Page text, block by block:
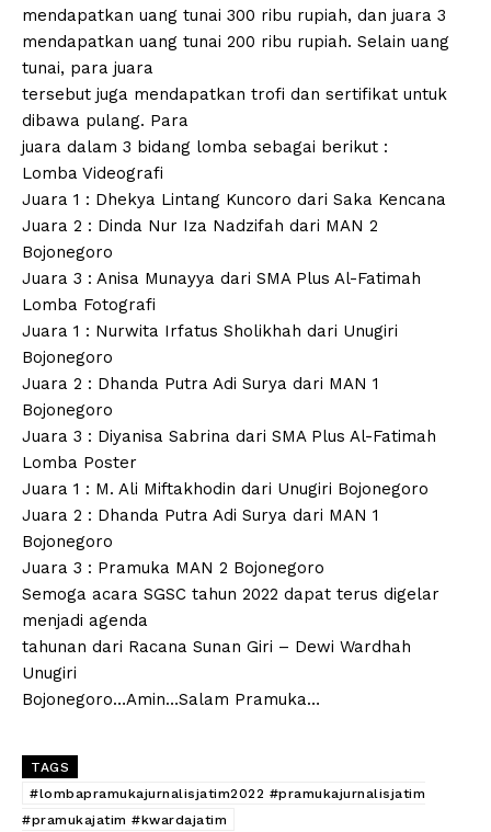
mendapatkan uang tunai 300 ribu rupiah, dan juara 3
mendapatkan uang tunai 200 ribu rupiah. Selain uang
tunai, para juara
tersebut juga mendapatkan trofi dan sertifikat untuk
dibawa pulang. Para
juara dalam 3 bidang lomba sebagai berikut :
Lomba Videografi
Juara 1 : Dhekya Lintang Kuncoro dari Saka Kencana
Juara 2 : Dinda Nur Iza Nadzifah dari MAN 2
Bojonegoro
Juara 3 : Anisa Munayya dari SMA Plus Al-Fatimah
Lomba Fotografi
Juara 1 : Nurwita Irfatus Sholikhah dari Unugiri
Bojonegoro
Juara 2 : Dhanda Putra Adi Surya dari MAN 1
Bojonegoro
Juara 3 : Diyanisa Sabrina dari SMA Plus Al-Fatimah
Lomba Poster
Juara 1 : M. Ali Miftakhodin dari Unugiri Bojonegoro
Juara 2 : Dhanda Putra Adi Surya dari MAN 1
Bojonegoro
Juara 3 : Pramuka MAN 2 Bojonegoro
Semoga acara SGSC tahun 2022 dapat terus digelar
menjadi agenda
tahunan dari Racana Sunan Giri – Dewi Wardhah
Unugiri
Bojonegoro…Amin…Salam Pramuka…
TAGS
#lombapramukajurnalisjatim2022 #pramukajurnalisjatim
#pramukajatim #kwardajatim